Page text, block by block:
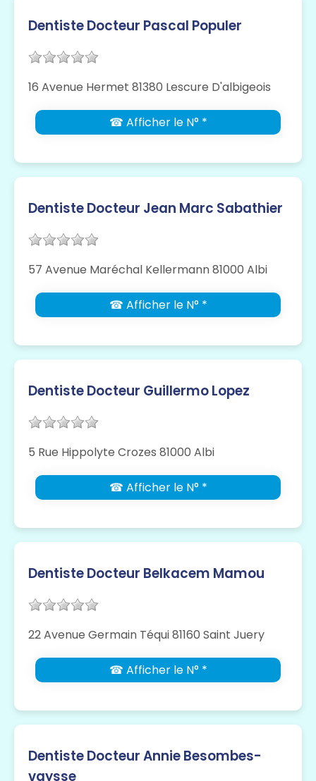
Dentiste Docteur Pascal Populer
16 Avenue Hermet 81380 Lescure D'albigeois
☎ Afficher le N° *
Dentiste Docteur Jean Marc Sabathier
57 Avenue Maréchal Kellermann 81000 Albi
☎ Afficher le N° *
Dentiste Docteur Guillermo Lopez
5 Rue Hippolyte Crozes 81000 Albi
☎ Afficher le N° *
Dentiste Docteur Belkacem Mamou
22 Avenue Germain Téqui 81160 Saint Juery
☎ Afficher le N° *
Dentiste Docteur Annie Besombes-
vaysse